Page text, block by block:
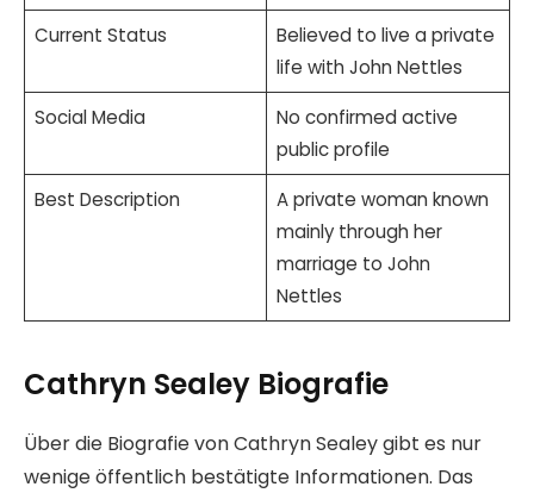
Current Status
Believed to live a private
life with John Nettles
Social Media
No confirmed active
public profile
Best Description
A private woman known
mainly through her
marriage to John
Nettles
Cathryn Sealey Biografie
Über die Biografie von Cathryn Sealey gibt es nur
wenige öffentlich bestätigte Informationen. Das